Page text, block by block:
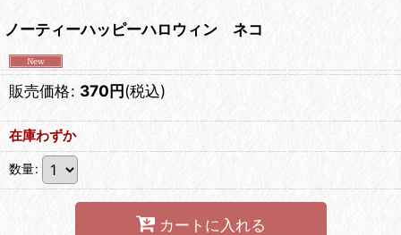
ノーティーハッピーハロウィン ネコ
販売価格: 370円(税込)
在庫わずか
数量:
カートに入れる